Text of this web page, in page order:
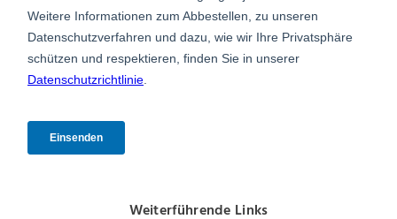
Weiterführende Links